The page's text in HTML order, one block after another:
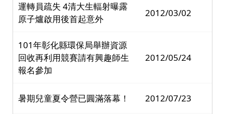
運轉員疏失 4清大生輻射曝露
原子爐啟用後首起意外
2012/03/02
101年彰化縣環保局舉辦資源
回收再利用競賽請有興趣師生
報名參加
2012/05/24
暑期兒童夏令營已圓滿落幕！ 2012/07/23